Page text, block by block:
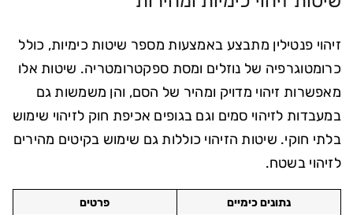
זיהוי פנטילין מתבצע באמצעות מספר שיטות כימיות, כולל
כרומטוגרפיה של נוזלים ומסת ספקטרומטריה. שיטות אלו
מאפשרות זיהוי מדויק ומהיר של הסם, והן משמשות גם
במעבדות לזיהוי סמים וגם בגופים אכיפת חוק לזיהוי שימוש
בלתי חוקי. שיטות הזיהוי כוללות גם שימוש בקיטים מהירים
לזיהוי בשטח.
נתונים כימיים פרטים